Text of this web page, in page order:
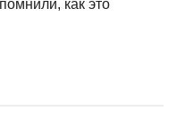
как это